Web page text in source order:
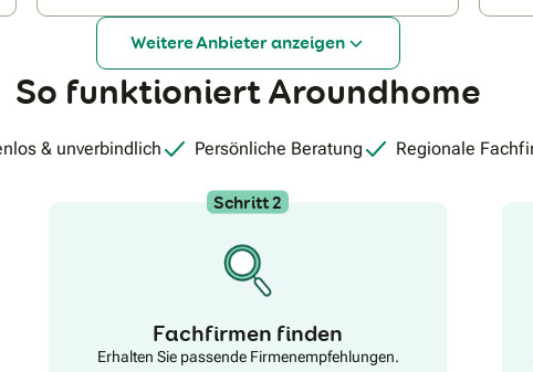
Solarbranche.
Weitere Anbieter anzeigen
So funktioniert Aroundhome
& unverbindlich Persönliche Beratung Regionale
Schritt 2
Fachfirmen finden
Erhalten Sie passende Firmenempfehlungen.